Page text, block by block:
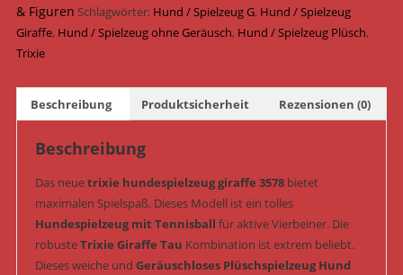
&
Tennisball
Plüsch
geräuschlos
(Art.-
& Figuren Schlagwörter: Hund / Spielzeug G, Hund / Spielzeug
Giraffe, Hund / Spielzeug ohne Geräusch, Hund / Spielzeug Plüsch,
Trixie
Beschreibung Produktsicherheit Rezensionen (0)
Beschreibung
Das neuetrixie hundespielzeug giraffe 3578bietet
maximalen Spielspaß. Dieses Modell ist ein tolles
Hundespielzeug mit Tennisball für aktive Vierbeiner. Die
robusteTrixie Giraffe Tau Kombination ist extrem beliebt.
Dieses weiche und Geräuschloses Plüschspielzeug Hund